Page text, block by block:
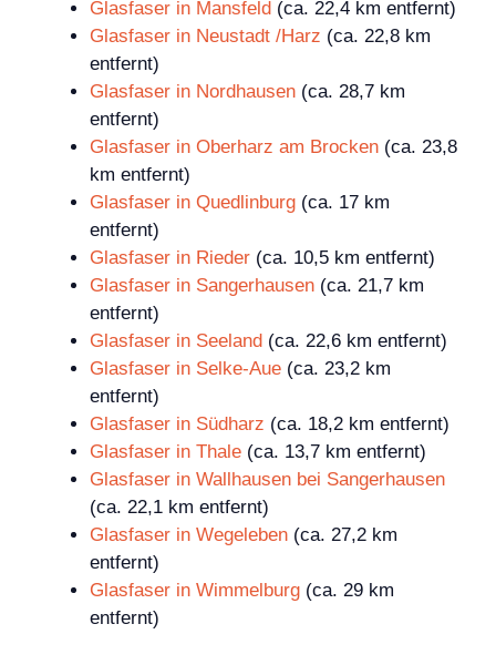
Glasfaser in Mansfeld (ca. 22,4 km entfernt)
Glasfaser in Neustadt /Harz (ca. 22,8 km
entfernt)
Glasfaser in Nordhausen (ca. 28,7 km
entfernt)
Glasfaser in Oberharz am Brocken (ca. 23,8
km entfernt)
Glasfaser in Quedlinburg (ca. 17 km
entfernt)
Glasfaser in Rieder (ca. 10,5 km entfernt)
Glasfaser in Sangerhausen (ca. 21,7 km
entfernt)
Glasfaser in Seeland (ca. 22,6 km entfernt)
Glasfaser in Selke-Aue (ca. 23,2 km
entfernt)
Glasfaser in Südharz (ca. 18,2 km entfernt)
Glasfaser in Thale (ca. 13,7 km entfernt)
Glasfaser in Wallhausen bei Sangerhausen
(ca. 22,1 km entfernt)
Glasfaser in Wegeleben (ca. 27,2 km
entfernt)
Glasfaser in Wimmelburg (ca. 29 km
entfernt)